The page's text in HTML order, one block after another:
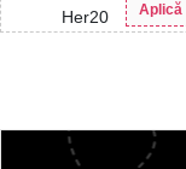
Her20
Aplică